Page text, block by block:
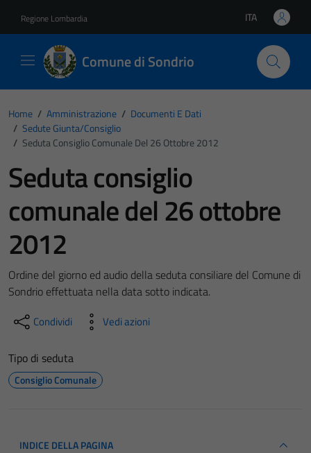
Regione Lombardia Lingua attiva:
ITA
Comune di Sondrio
Home / Amministrazione / Documenti E Dati
/ Sedute Giunta/consiglio
/ Seduta Consiglio Comunale Del 26 Ottobre 2012
Seduta consiglio
comunale del 26 ottobre
2012
Ordine del giorno ed audio della seduta consiliare del Comune di
Sondrio effettuata nella data sotto indicata.
Condividi Vedi azioni
Tipo di seduta
Consiglio Comunale
INDICE DELLA PAGINA